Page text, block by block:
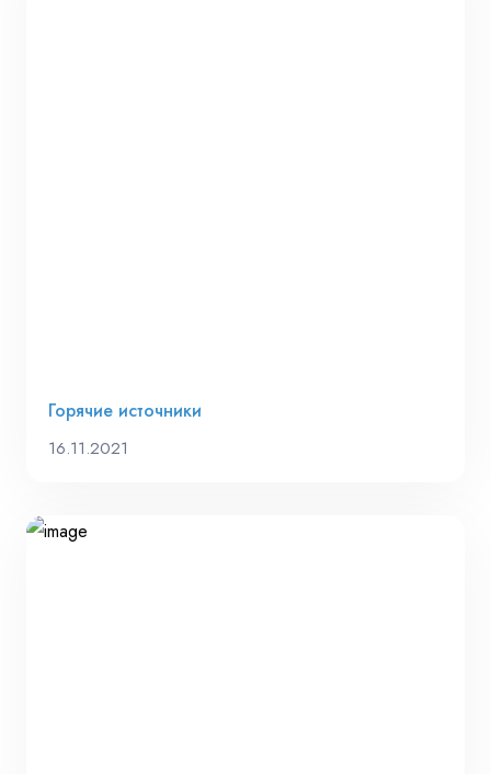
Горячие источники
16.11.2021